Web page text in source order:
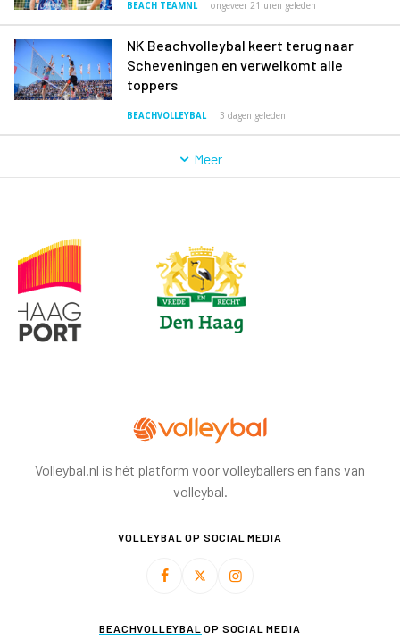
BEACH TEAMNL ongeveer 21 uren geleden
NK Beachvolleybal keert terug naar
Scheveningen en verwelkomt alle
toppers
BEACHVOLLEYBAL 3 dagen geleden
Meer
Volleybal.nl is hét platform voor volleyballers en fans van
volleybal.
VOLLEYBAL OP SOCIAL MEDIA
BEACHVOLLEYBAL OP SOCIAL MEDIA